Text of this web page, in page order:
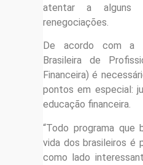
atentar a alguns
renegociações.
De acordo com a
Brasileira de
Financeira) é
pontos em especial:
educação financeira.
“Todo programa que
vida dos brasileiros é
como lado